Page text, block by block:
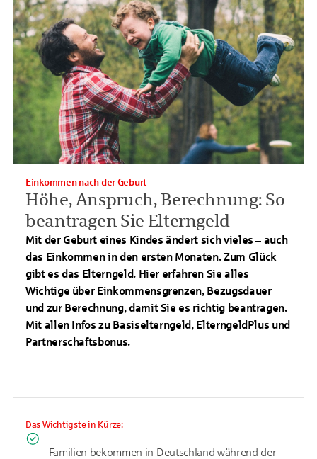
Höhe, Anspruch, Berechnung: So
beantragen Sie Elterngeld
Einkommen nach der Geburt
Mit der Geburt eines Kindes ändert sich vieles – auch
das Einkommen in den ersten Monaten. Zum Glück
gibt es das Elterngeld. Hier erfahren Sie alles
Wichtige über Einkommensgrenzen, Bezugsdauer
und zur Berechnung, damit Sie es richtig beantragen.
Mit allen Infos zu Basiselterngeld, ElterngeldPlus und
Partnerschaftsbonus.
Das Wichtigste in Kürze:
Familien bekommen in Deutschland während der